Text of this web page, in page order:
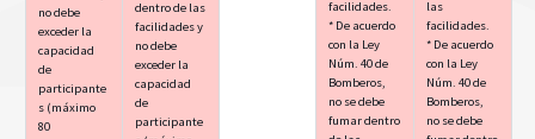
no debe
exceder la
capacidad
de
participante
s (máximo
80
dentro de las
facilidades y
no debe
exceder la
capacidad
de
participante
facilidades.
* De acuerdo
con la Ley
Núm. 40 de
Bomberos,
no se debe
fumar dentro
las
facilidades.
* De acuerdo
con la Ley
Núm. 40 de
Bomberos,
no se debe